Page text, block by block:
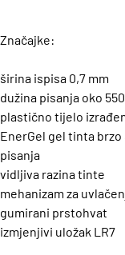
Značajke:
širina ispisa 0,7 mm
dužina pisanja oko
plastično tijelo
EnerGel gel tinta
pisanja
vidljiva razina tinte
mehanizam za
gumirani prstohvat
izmjenjivi uložak LR7